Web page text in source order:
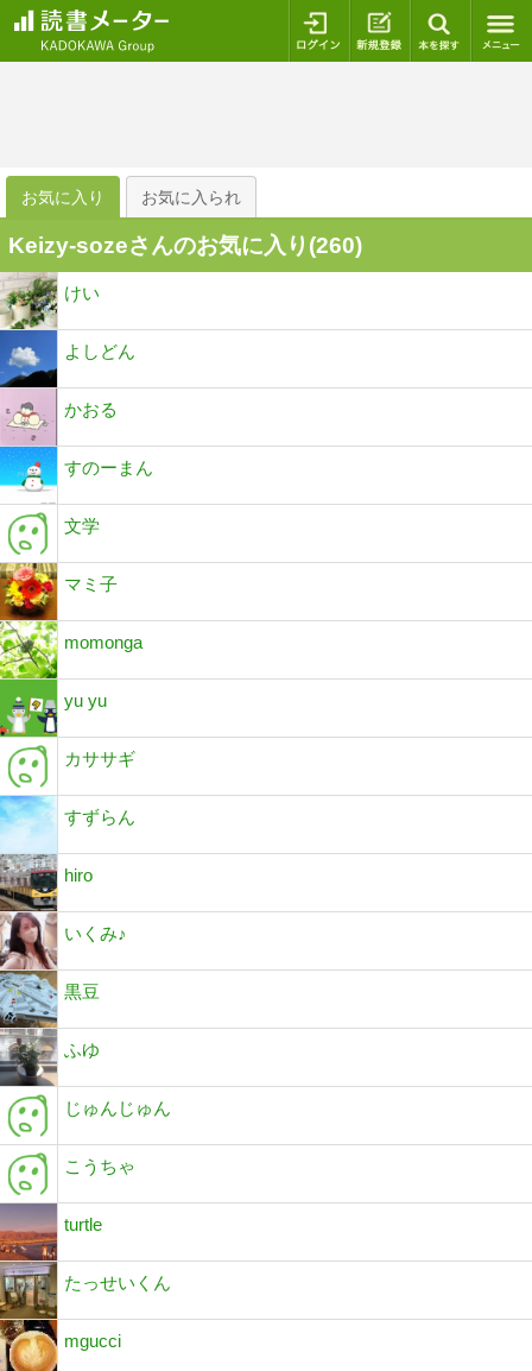
ログイン 新規登録
お気に入り お気に入られ
Keizy-sozeさんのお気に入り(260)
けい
よしどん
かおる
すのーまん
文学
マミ子
momonga
yu yu
カササギ
すずらん
hiro
いくみ♪
黒豆
ふゆ
じゅんじゅん
こうちゃ
turtle
たっせいくん
mgucci